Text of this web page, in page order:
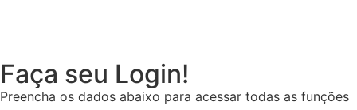
Faça seu Login!
Preencha os dados abaixo para acessar todas as funções